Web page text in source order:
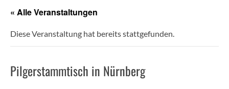
« Alle Veranstaltungen
Diese Veranstaltung hat bereits stattgefunden.
Pilgerstammtisch in Nürnberg